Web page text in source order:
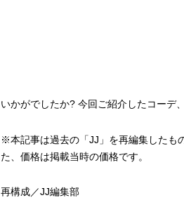
いかがでしたか? 今回ご紹介したコーデ
※本記事は過去の「JJ」を再編集したも
た、価格は掲載当時の価格です。
再構成／JJ編集部